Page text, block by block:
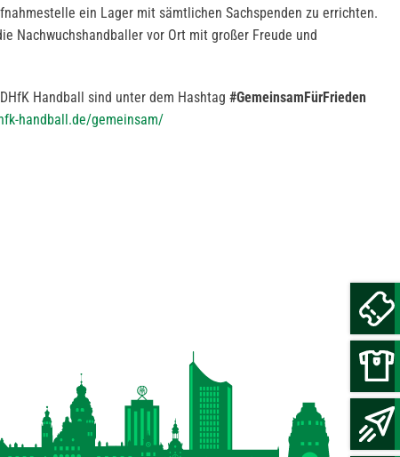
ein Lager mit sämtlichen Sachspenden zu errichten.
Nachwuchshandballer vor Ort mit großer Freude und
Handball sind unter dem Hashtag #GemeinsamFürFrieden
handball.de/gemeinsam/